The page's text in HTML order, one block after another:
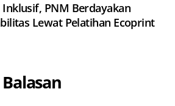
PNM Berdayakan
Lewat Pelatihan Ecoprint